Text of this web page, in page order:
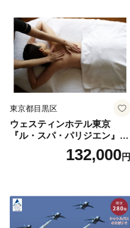
東京都目黒区
ウェスティンホテル東京
『ル・スパ・パリジエン』選
べるボディセラピー90分/1名
132,000円